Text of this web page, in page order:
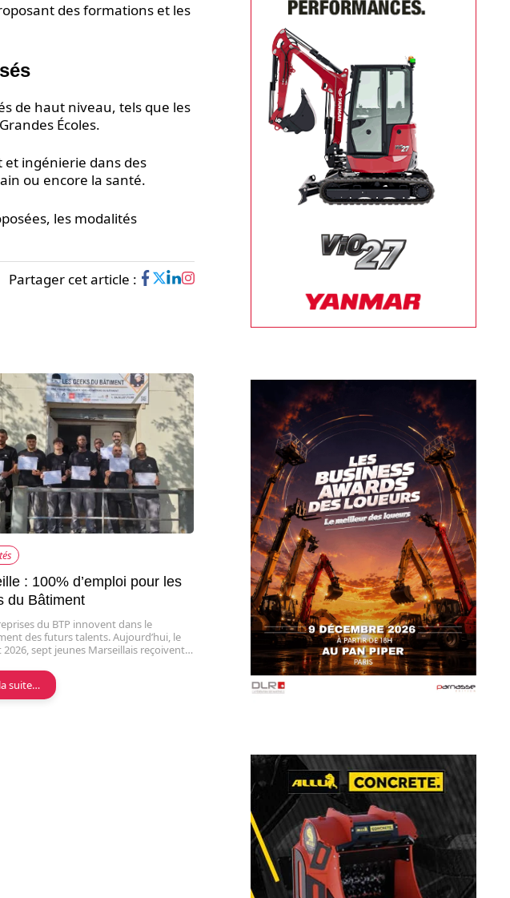
des formations et les
de haut niveau, tels que les
Écoles.
et ingénierie dans des
ou encore la santé.
les modalités
Partager cet article :
: 100% d’emploi pour les
du Bâtiment
du BTP innovent dans le
des futurs talents. Aujourd’hui, le
2026, sept jeunes Marseillais reçoivent…
suite…